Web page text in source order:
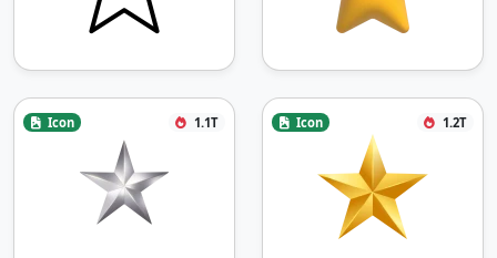
Icon 1.1T Icon 1.2T